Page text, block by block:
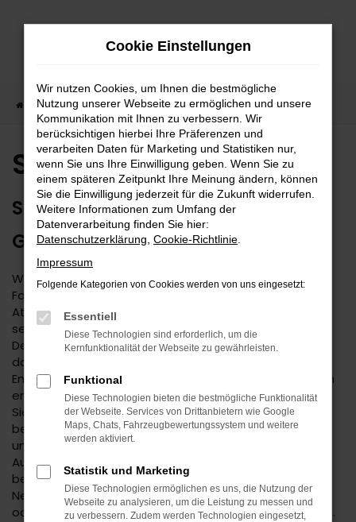
Zum
Startseite Seat Seat Ateca kaufen
Seat Ateca kaufen
SEAT ATECA – 1A MOBILITÄT ZUM
GÜNSTIGEN PREIS
Wer sich Gedanken über den Kauf eines neuen
Fahrzeugs macht, stößt unweigerlich auf den Seat
Ateca. Das Modell überzeugt seit Jahr und Tag durch
seine erstklassige Verarbeitung und sein stimmiges
Design. Kennzeichnend für den Seat Ateca ist zudem,
dass neben die vielen Verstandsargumente auch die
Emotionen treten, die dieses Fahrzeug bereits auf den
ersten Blick auslöst. In Ihrem Autohaus Daub erhalten
Sie den Seat Ateca zu einem exzellenten Preis. Gerne
beraten wir Sie rund um das Modell und bringen dabei
unsere Erfahrung aus fast 50 Jahren im
Automobilbereich mit ein. Wir helfen Ihnen gerne auch
bei der Entscheidung zwischen einem Seat Ateca
Neuwagen, einer Tageszulassung, einem EU-Fahrzeug
oder einer Variante als Gebraucht- bzw. Jahreswagen.
Cookie Einstellungen
Wir nutzen Cookies, um Ihnen die bestmögliche
Nutzung unserer Webseite zu ermöglichen und unsere
Kommunikation mit Ihnen zu verbessern. Wir
berücksichtigen hierbei Ihre Präferenzen und
verarbeiten Daten für Marketing und Statistiken nur,
wenn Sie uns Ihre Einwilligung geben. Wenn Sie zu
einem späteren Zeitpunkt Ihre Meinung ändern, können
Sie die Einwilligung jederzeit für die Zukunft widerrufen.
Weitere Informationen zum Umfang der
Datenverarbeitung finden Sie hier:
Datenschutzerklärung Cookie-Richtlinie
Impressum
Folgende Kategorien von Cookies werden von uns eingesetzt:
Essentiell
Diese Technologien sind erforderlich, um die
Kernfunktionalität der Webseite zu gewährleisten.
Funktional
Diese Technologien bieten die bestmögliche Funktionalität
der Webseite. Services von Drittanbietern wie Google
Maps, Chats, Fahrzeugbewertungssystem und weitere
werden aktiviert.
Statistik und Marketing
Diese Technologien ermöglichen es uns, die Nutzung der
Webseite zu analysieren, um die Leistung zu messen und
zu verbessern. Zudem werden Technologien eingesetzt,